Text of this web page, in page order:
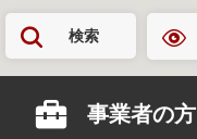
検索
事業者の方